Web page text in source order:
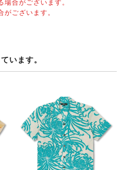
合がございます。
ございます。
います。